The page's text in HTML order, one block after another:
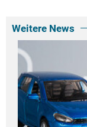
Weitere News